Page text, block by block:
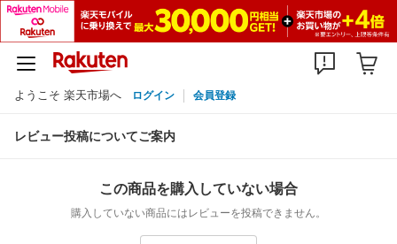
ようこそ 楽天市場へ ログイン 会員登録
レビュー投稿についてご案内
この商品を購入していない場合
購入していない商品にはレビューを投稿できません。